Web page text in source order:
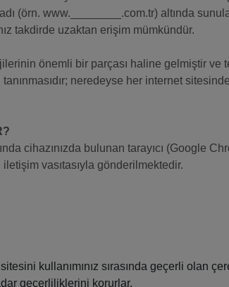
(örn. www.________.com.tr) altında
takdirde uzaktan erişim mümkündür.
önemli bir parçası haline gelmiştir ve
neredeyse her internet
cihazınızda bulunan tarayıcı (Google
vasıtasıyla gönderilmektedir.
kullanımınız sırasında geçerli olan
geçerliliklerini korurlar.